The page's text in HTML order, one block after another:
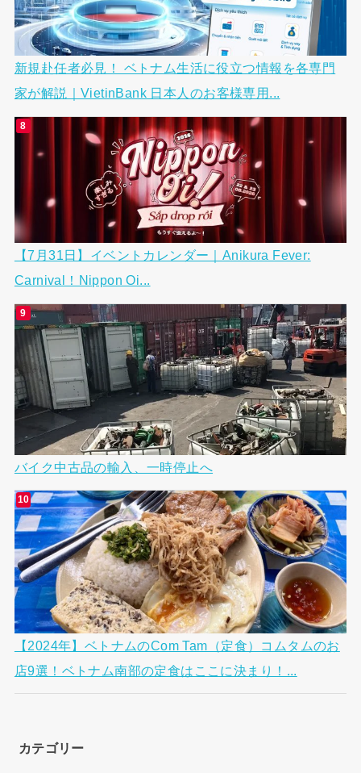
新規赴任者必見！ ベトナム生活に役立つ情報を各専門
家が解説｜VietinBank 日本人のお客様専用...
【7月31日】イベントカレンダー｜Anikura Fever:
Carnival！Nippon Oi...
バイク中古品の輸入、一時停止へ
【2024年】ベトナムのCom Tam（定食）コムタムのお
店9選！ベトナム南部の定食はここに決まり！...
カテゴリー